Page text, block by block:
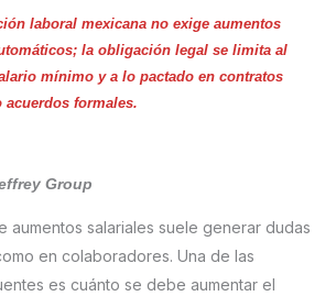
laboral mexicana no exige aumentos
la obligación legal se limita al
mínimo y a lo pactado en contratos
acuerdos formales.
Group
aumentos salariales suele generar dudas
en colaboradores. Una de las
es cuánto se debe aumentar el